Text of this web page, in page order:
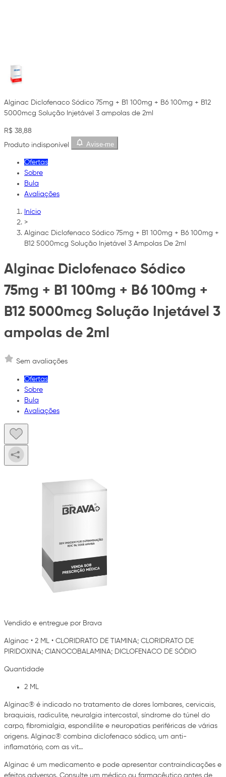
Alginac Diclofenaco Sódico 75mg + B1 100mg + B6 100mg + B12
5000mcg Solução Injetável 3 ampolas de 2ml
R$ 38,88
Produto indisponível
Avise-me
Ofertas
Sobre
Bula
Avaliações
Início
>
Alginac Diclofenaco Sódico 75mg + B1 100mg + B6 100mg +
B12 5000mcg Solução Injetável 3 Ampolas De 2ml
Alginac Diclofenaco Sódico
75mg + B1 100mg + B6 100mg +
B12 5000mcg Solução Injetável 3
ampolas de 2ml
Sem avaliações
Ofertas
Sobre
Bula
Avaliações
Vendido e entregue por Brava
Alginac • 2 ML • CLORIDRATO DE TIAMINA; CLORIDRATO DE
PIRIDOXINA; CIANOCOBALAMINA; DICLOFENACO DE SÓDIO
Quantidade
2 ML
Alginac® é indicado no tratamento de dores lombares, cervicais,
braquiais, radiculite, neuralgia intercostal, síndrome do túnel do
carpo, fibromialgia, espondilite e neuropatias periféricas de várias
origens. Alginac® combina diclofenaco sódico, um anti-
inflamatório, com as vit…
Alginac é um medicamento e pode apresentar contraindicações e
efeitos adversos. Consulte um médico ou farmacêutico antes de